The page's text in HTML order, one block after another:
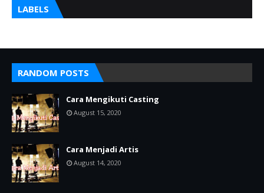
LABELS
RANDOM POSTS
Cara Mengikuti Casting
August 15, 2020
Cara Menjadi Artis
August 14, 2020